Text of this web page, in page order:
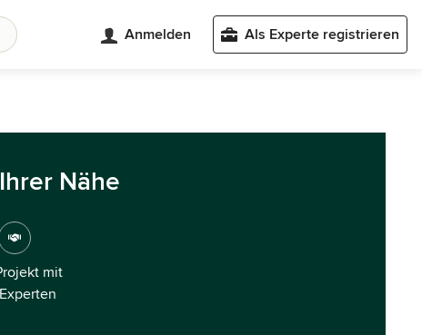
Anmelden Als Experte registrieren
Nähe
mit